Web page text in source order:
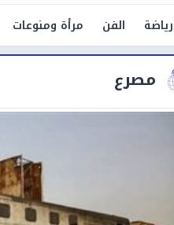
رياضة الفن مرأة ومنوعات
مصرع